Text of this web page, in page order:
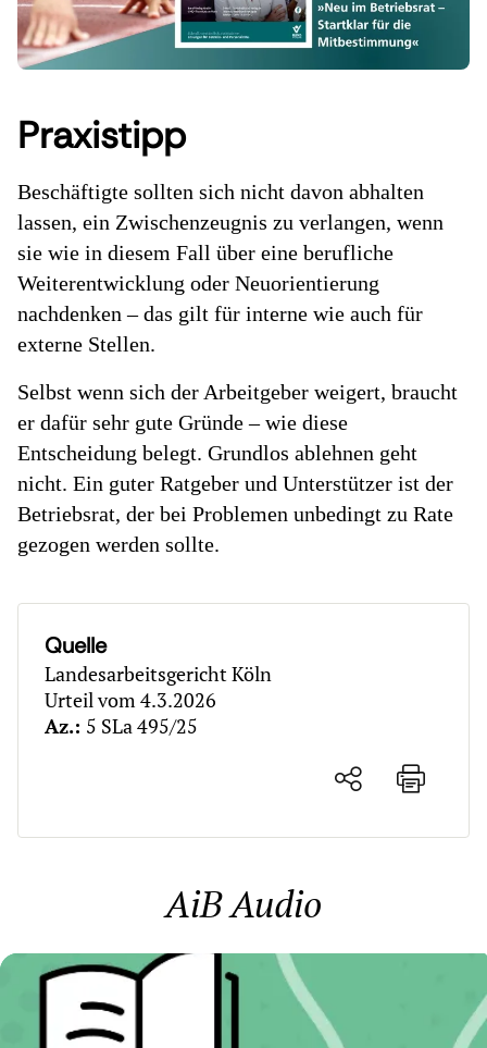
Praxistipp
Beschäftigte sollten sich nicht davon abhalten
lassen, ein Zwischenzeugnis zu verlangen, wenn
sie wie in diesem Fall über eine berufliche
Weiterentwicklung oder Neuorientierung
nachdenken – das gilt für interne wie auch für
externe Stellen.
Selbst wenn sich der Arbeitgeber weigert, braucht
er dafür sehr gute Gründe – wie diese
Entscheidung belegt. Grundlos ablehnen geht
nicht. Ein guter Ratgeber und Unterstützer ist der
Betriebsrat, der bei Problemen unbedingt zu Rate
gezogen werden sollte.
Quelle
Landesarbeitsgericht Köln
Urteil vom 4.3.2026
Az.: 5 SLa 495/25
AiB Audio